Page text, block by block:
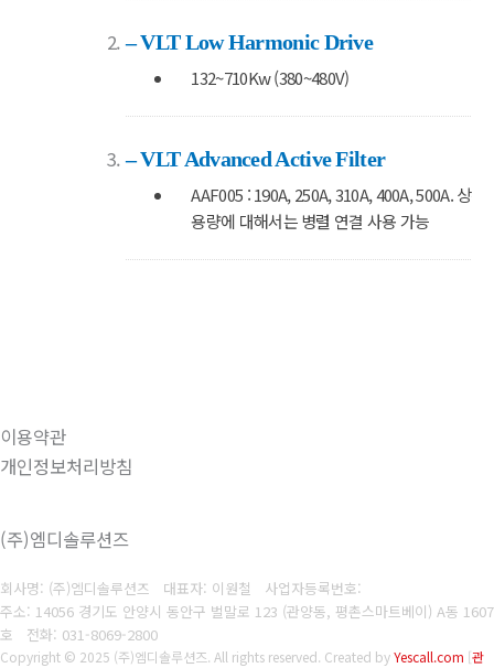
– VLT Low Harmonic Drive
132~710Kw (380~480V)
– VLT Advanced Active Filter
AAF005 : 190A, 250A, 310A, 400A, 500A. 상위
용량에 대해서는 병렬 연결 사용 가능
이용약관
개인정보처리방침
(주)엠디솔루션즈
회사명: (주)엠디솔루션즈 대표자: 이원철 사업자등록번호:
주소: 14056 경기도 안양시 동안구 벌말로 123 (관양동, 평촌스마트베이) A동 1607
호 전화: 031-8069-2800
Copyright © 2025 (주)엠디솔루션즈. All rights reserved. Created byYescall.com [관